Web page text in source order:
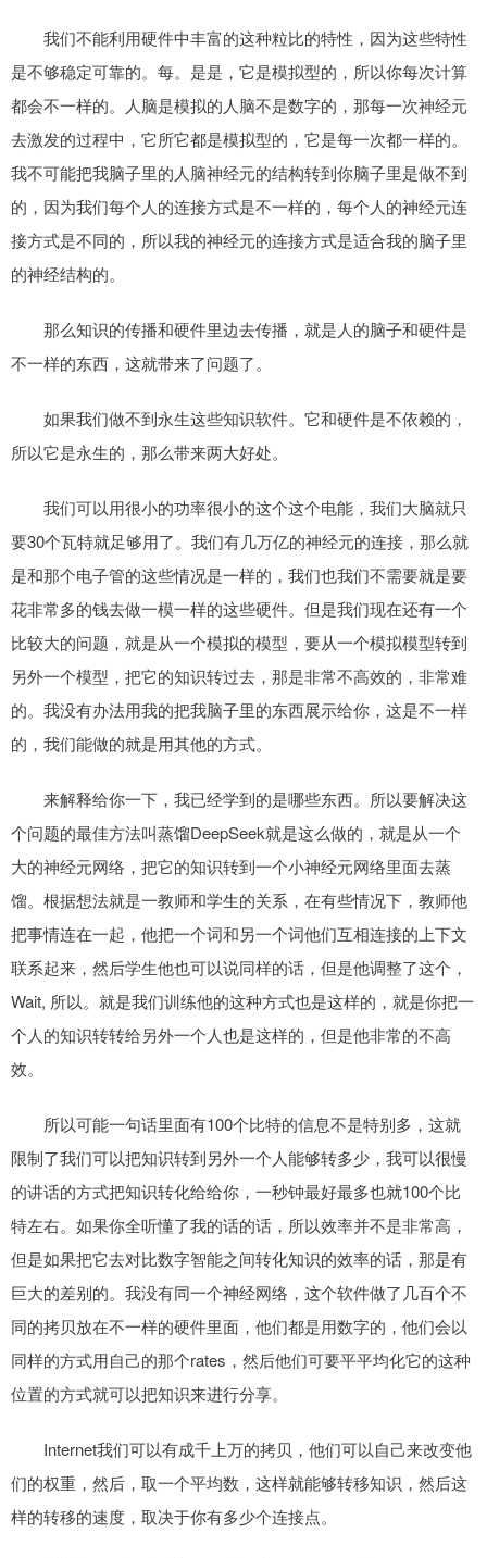
我们不能利用硬件中丰富的这种粒比的特性，因为这些特性
是不够稳定可靠的。每。是是，它是模拟型的，所以你每次计算
都会不一样的。人脑是模拟的人脑不是数字的，那每一次神经元
去激发的过程中，它所它都是模拟型的，它是每一次都一样的。
我不可能把我脑子里的人脑神经元的结构转到你脑子里是做不到
的，因为我们每个人的连接方式是不一样的，每个人的神经元连
接方式是不同的，所以我的神经元的连接方式是适合我的脑子里
的神经结构的。
那么知识的传播和硬件里边去传播，就是人的脑子和硬件是
不一样的东西，这就带来了问题了。
如果我们做不到永生这些知识软件。它和硬件是不依赖的，
所以它是永生的，那么带来两大好处。
我们可以用很小的功率很小的这个这个电能，我们大脑就只
要30个瓦特就足够用了。我们有几万亿的神经元的连接，那么就
是和那个电子管的这些情况是一样的，我们也我们不需要就是要
花非常多的钱去做一模一样的这些硬件。但是我们现在还有一个
比较大的问题，就是从一个模拟的模型，要从一个模拟模型转到
另外一个模型，把它的知识转过去，那是非常不高效的，非常难
的。我没有办法用我的把我脑子里的东西展示给你，这是不一样
的，我们能做的就是用其他的方式。
来解释给你一下，我已经学到的是哪些东西。所以要解决这
个问题的最佳方法叫蒸馏DeepSeek就是这么做的，就是从一个
大的神经元网络，把它的知识转到一个小神经元网络里面去蒸
馏。根据想法就是一教师和学生的关系，在有些情况下，教师他
把事情连在一起，他把一个词和另一个词他们互相连接的上下文
联系起来，然后学生他也可以说同样的话，但是他调整了这个，
Wait, 所以。就是我们训练他的这种方式也是这样的，就是你把一
个人的知识转转给另外一个人也是这样的，但是他非常的不高
效。
所以可能一句话里面有100个比特的信息不是特别多，这就
限制了我们可以把知识转到另外一个人能够转多少，我可以很慢
的讲话的方式把知识转化给给你，一秒钟最好最多也就100个比
特左右。如果你全听懂了我的话的话，所以效率并不是非常高，
但是如果把它去对比数字智能之间转化知识的效率的话，那是有
巨大的差别的。我没有同一个神经网络，这个软件做了几百个不
同的拷贝放在不一样的硬件里面，他们都是用数字的，他们会以
同样的方式用自己的那个rates，然后他们可要平平均化它的这种
位置的方式就可以把知识来进行分享。
Internet我们可以有成千上万的拷贝，他们可以自己来改变他
们的权重，然后，取一个平均数，这样就能够转移知识，然后这
样的转移的速度，取决于你有多少个连接点。